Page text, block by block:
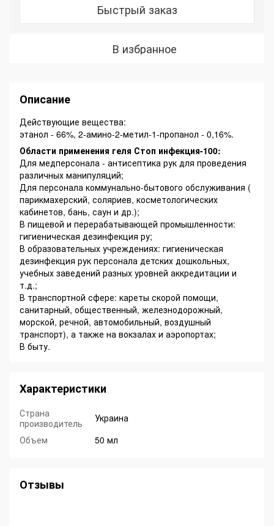
Быстрый заказ
В избранное
Описание
Действующие вещества:
этанол - 66%, 2-амино-2-метил-1-пропанол - 0,16%.
Области применения геля Стоп инфекция-100:
Для медперсонала - антисептика рук для проведения
различных манипуляций;
Для персонала коммунально-бытового обслуживания (
парикмахерский, соляриев, косметологических
кабинетов, бань, саун и др.);
В пищевой и перерабатывающей промышленности:
гигиеническая дезинфекция ру;
В образовательных учреждениях: гигиеническая
дезинфекция рук персонала детских дошкольных,
учебных заведений разных уровней аккредитации и
т.д.;
В транспортной сфере: кареты скорой помощи,
санитарный, общественный, железнодорожный,
морской, речной, автомобильный, воздушный
транспорт), а также на вокзалах и аэропортах;
В быту.
Характеристики
Страна
производитель
Украина
Объем
50 мл
Отзывы